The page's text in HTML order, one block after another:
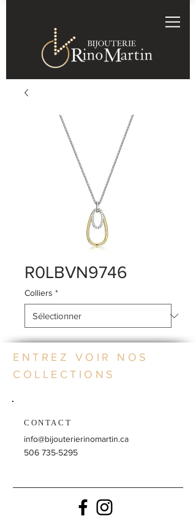
R0LBVN9746
Colliers *
ENTREZ VOIR NOS
COLLECTIONS
CONTACT
info@bijouterierinomartin.ca
506 735-5295